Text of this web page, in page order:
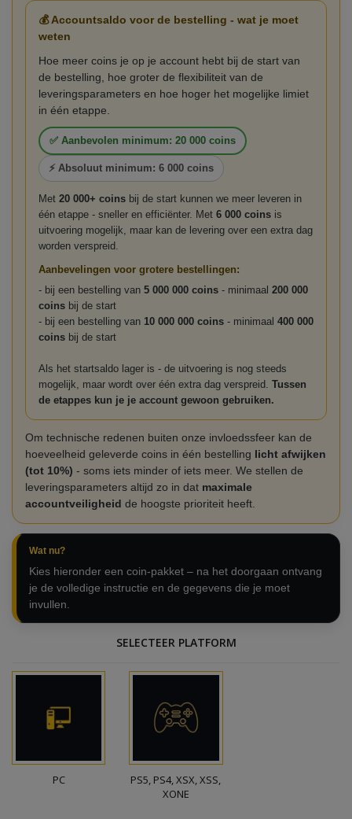
💰 Accountsaldo voor de bestelling - wat je moet
weten
Hoe meer coins je op je account hebt bij de start van
de bestelling, hoe groter de flexibiliteit van de
leveringsparameters en hoe hoger het mogelijke limiet
in één etappe.
✅ Aanbevolen minimum: 20 000 coins
⚡ Absoluut minimum: 6 000 coins
Met 20 000+ coins bij de start kunnen we meer leveren in
één etappe - sneller en efficiënter. Met 6 000 coins is
uitvoering mogelijk, maar kan de levering over een extra dag
worden verspreid.
Aanbevelingen voor grotere bestellingen:
- bij een bestelling van 5 000 000 coins - minimaal 200 000
coins bij de start
- bij een bestelling van 10 000 000 coins - minimaal 400 000
coins bij de start
Als het startsaldo lager is - de uitvoering is nog steeds
mogelijk, maar wordt over één extra dag verspreid. Tussen
de etappes kun je je account gewoon gebruiken.
Om technische redenen buiten onze invloedssfeer kan de
hoeveelheid geleverde coins in één bestelling licht afwijken
(tot 10%) - soms iets minder of iets meer. We stellen de
leveringsparameters altijd zo in dat maximale
accountveiligheid de hoogste prioriteit heeft.
Wat nu?
Kies hieronder een coin-pakket – na het doorgaan ontvang
je de volledige instructie en de gegevens die je moet
invullen.
SELECTEER PLATFORM
PC
PS5, PS4, XSX, XSS,
XONE